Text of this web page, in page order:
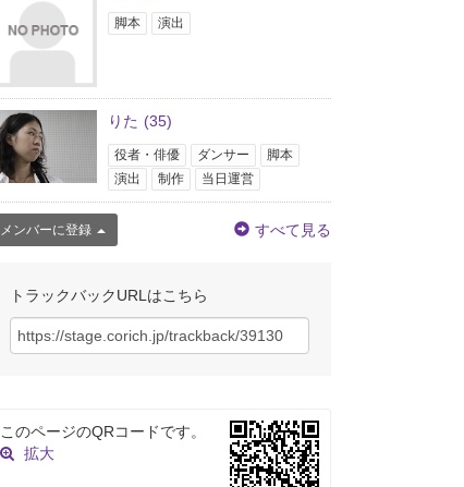
脚本 演出
りた (35)
役者・俳優 ダンサー
脚本
演出
制作 当日運営
メンバーに登録 すべて見る
トラックバックURLはこちら
このページのQRコードです。
拡大